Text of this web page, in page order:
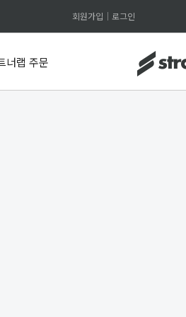
회원가입 로그인
너랩 주문